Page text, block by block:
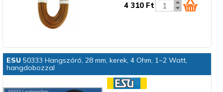
4 310 Ft
ESU50333 Hangszóró, 28 mm, kerek, 4 Ohm, 1~2 Watt,
hangdobozzal